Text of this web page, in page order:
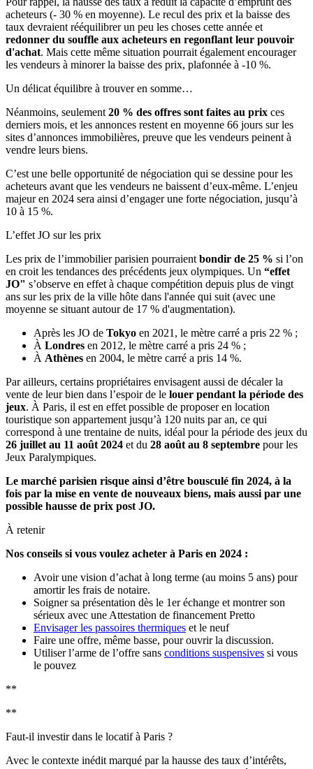
acheteurs (- 30 % en moyenne). Le recul des prix et la baisse des
taux devraient rééquilibrer un peu les choses cette année et
redonner du souffle aux acheteurs en regonflant leur pouvoir
d'achat. Mais cette même situation pourrait également encourager
les vendeurs à minorer la baisse des prix, plafonnée à -10 %.
Un délicat équilibre à trouver en somme…
Néanmoins, seulement 20 % des offres sont faites au prix ces
derniers mois, et les annonces restent en moyenne 66 jours sur les
sites d’annonces immobilières, preuve que les vendeurs peinent à
vendre leurs biens.
C’est une belle opportunité de négociation qui se dessine pour les
acheteurs avant que les vendeurs ne baissent d’eux-même. L’enjeu
majeur en 2024 sera ainsi d’engager une forte négociation, jusqu’à
10 à 15 %.
L’effet JO sur les prix
Les prix de l’immobilier parisien pourraient bondir de 25 % si l’on
en croit les tendances des précédents jeux olympiques. Un “effet
JO" s’observe en effet à chaque compétition depuis plus de vingt
ans sur les prix de la ville hôte dans l'année qui suit (avec une
moyenne se situant autour de 17 % d'augmentation).
Après les JO de Tokyo en 2021, le mètre carré a pris 22 % ;
À Londres en 2012, le mètre carré a pris 24 % ;
À Athènes en 2004, le mètre carré a pris 14 %.
Par ailleurs, certains propriétaires envisagent aussi de décaler la
vente de leur bien dans l’espoir de le louer pendant la période des
jeux. À Paris, il est en effet possible de proposer en location
touristique son appartement jusqu’à 120 nuits par an, ce qui
correspond à une trentaine de nuits, idéal pour la période des jeux du
26 juillet au 11 août 2024 et du 28 août au 8 septembre pour les
Jeux Paralympiques.
Le marché parisien risque ainsi d’être bousculé fin 2024, à la
fois par la mise en vente de nouveaux biens, mais aussi par une
possible hausse de prix post JO.
À retenir
Nos conseils si vous voulez acheter à Paris en 2024 :
Avoir une vision d’achat à long terme (au moins 5 ans) pour
amortir les frais de notaire.
Soigner sa présentation dès le 1er échange et montrer son
sérieux avec une Attestation de financement Pretto
Envisager les passoires thermiques et le neuf
Faire une offre, même basse, pour ouvrir la discussion.
Utiliser l’arme de l’offre sans conditions suspensives si vous
le pouvez
**
**
Faut-il investir dans le locatif à Paris ?
Avec le contexte inédit marqué par la hausse des taux d’intérêts,